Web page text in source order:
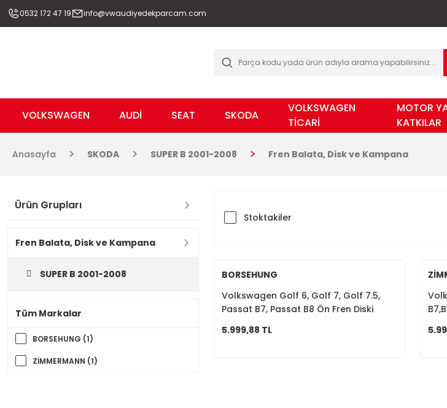
0532 172 47 19 info@vwaudiyedekparcam.com
VOLKSWAGEN AUDİ SEAT SKODA
VOLKSWAGEN
TİCARİ
MOTOR
KATKILAR
Anasayfa SKODA SUPER B 2001-2008 Fren Balata, Disk ve Kampana
Ürün Grupları
Fren Balata, Disk ve Kampana
SUPER B 2001-2008
Tüm Markalar
BORSEHUNG (1)
ZİMMERMANN (1)
Stoktakiler
BORSEHUNG
Volkswagen Golf 6, Golf 7, Golf 7.5,
Passat B7, Passat B8 Ön Fren Diski
5.999,88 TL